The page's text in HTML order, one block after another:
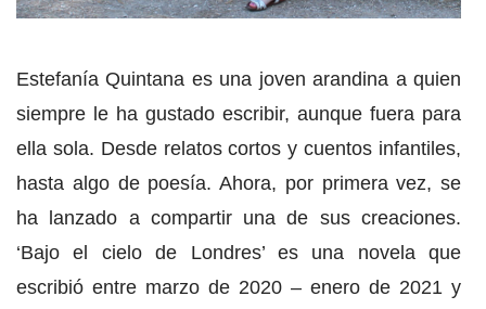
Estefanía Quintana es una joven arandina a quien
siempre le ha gustado escribir, aunque fuera para
ella sola. Desde relatos cortos y cuentos infantiles,
hasta algo de poesía. Ahora, por primera vez, se
ha lanzado a compartir una de sus creaciones.
‘Bajo el cielo de Londres’ es una novela que
escribió entre marzo de 2020 – enero de 2021 y